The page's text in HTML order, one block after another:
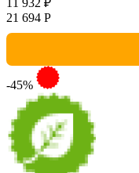
11 932 ₽
21 694 Р
-45%